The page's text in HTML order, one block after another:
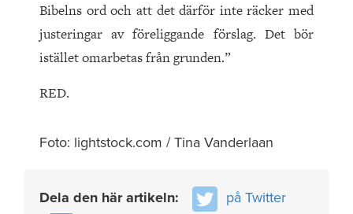
Bibelns ord och att det därför inte räcker med
justeringar av föreliggande förslag. Det bör
istället omarbetas från grunden.”
RED.
Foto: lightstock.com / Tina Vanderlaan
Dela den här artikeln:
på Twitter